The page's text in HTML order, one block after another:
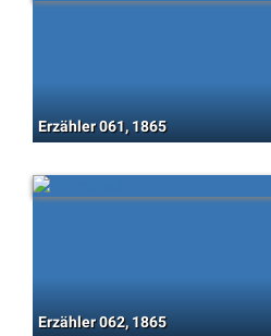
Erzähler 061, 1865
Erzähler 062, 1865